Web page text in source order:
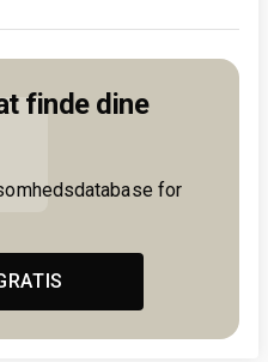
finde dine
for